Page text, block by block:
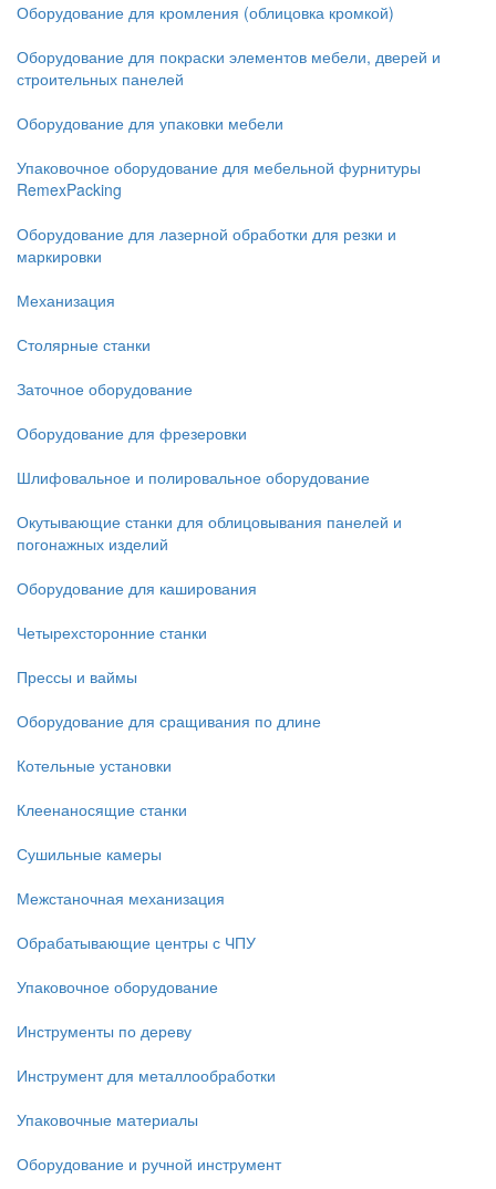
Оборудование для кромления (облицовка кромкой)
Оборудование для покраски элементов мебели, дверей и
строительных панелей
Оборудование для упаковки мебели
Упаковочное оборудование для мебельной фурнитуры
RemexPacking
Оборудование для лазерной обработки для резки и
маркировки
Механизация
Столярные станки
Заточное оборудование
Оборудование для фрезеровки
Шлифовальное и полировальное оборудование
Окутывающие станки для облицовывания панелей и
погонажных изделий
Оборудование для каширования
Четырехсторонние станки
Прессы и ваймы
Оборудование для сращивания по длине
Котельные установки
Клеенаносящие станки
Сушильные камеры
Межстаночная механизация
Обрабатывающие центры с ЧПУ
Упаковочное оборудование
Инструменты по дереву
Инструмент для металлообработки
Упаковочные материалы
Оборудование и ручной инструмент